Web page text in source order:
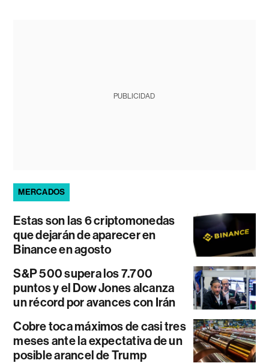
PUBLICIDAD
MERCADOS
Estas son las 6 criptomonedas
que dejarán de aparecer en
Binance en agosto
S&P 500 supera los 7.700
puntos y el Dow Jones alcanza
un récord por avances con Irán
Cobre toca máximos de casi tres
meses ante la expectativa de un
posible arancel de Trump